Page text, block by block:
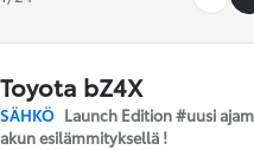
Toyota bZ4X
SÄHKÖ Launch Edition #uusi
akun esilämmityksellä !